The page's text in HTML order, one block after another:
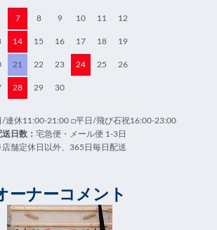
7 8 9 10 11 12
14 15 16 17 18 19
21 22 23 24 25 26
28 29 30
/連休11:00-21:00 □平日/飛び石祝16:00-23:00
送日数： 宅急便・メール便 1-3日
舗定休日以外、365日毎日配送
ーナーコメント